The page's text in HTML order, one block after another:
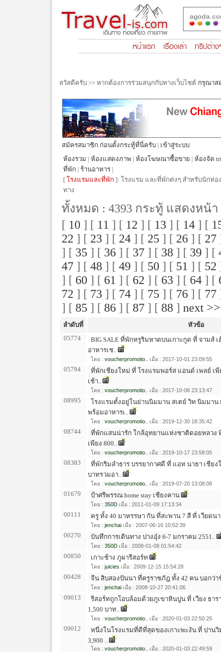
สวัสดีครับ >> หากต้องการร่วมสนุกกับทางเว็บไซต์ กรุณาส
สมัครสมาชิก ก่อนตั้งกระทู้ที่นี่ครับ | เข้าสู่ระบบ
ห้องรวม | ห้องแสดงภาพ | ห้องโฆษณาซื้อขาย | ห้องจัด
ที่พัก | ร้านอาหาร |
[ โรงแรมและที่พัก ]: โรงแรม และที่พักต่งๆ สำหรับนักท่อ
ทาง
ทั้งหมด : 4393 กระทู้ แสดงหน้
[ 10 ] [ 11 ] [ 12 ] [ 13 ] [ 14 ] [
22 ] [ 23 ] [ 24 ] [ 25 ] [ 26 ] [ 27
] [ 35 ] [ 36 ] [ 37 ] [ 38 ] [ 39 ] [
47 ] [ 48 ] [ 49 ] [ 50 ] [ 51 ] [ 52
] [ 60 ] [ 61 ] [ 62 ] [ 63 ] [ 64 ] [
72 ] [ 73 ] [ 74 ] [ 75 ] [ 76 ] [ 77
] [ 85 ] [ 86 ] [ 87 ] [ 88 ] next >>
ลำดับที่
หัวข้อ
05774
BIG SALE ที่พักหรูริมหาดบนเกาะกูด ที่ จามส์
อาหารเช..
โดย : voucherpromotio.. เมื่อ : 2017-10-01 23:09:55
05794
ที่พักเชียงใหม่ ที่ โรงแรมพอร์ส แอนด์ เพลย์ เพี
เช้า..
โดย : voucherpromotio.. เมื่อ : 2017-10-06 23:13:47
08995
โรงแรมตั้งอยู่ในย่านนิมมาน สเตย์ วิท นิมมาน
พร้อมอาหารเ..
โดย : voucherpromotio.. เมื่อ : 2019-12-30 18:35:42
08744
ที่พักแสนน่ารัก ใกล้อุทยานแห่งชาติดอยหลวง
เพียง 800..
โดย : voucherpromotio.. เมื่อ : 2019-10-17 23:58:05
08383
ที่พักริมลำธาร บรรยากาศดี ที่ แอท นาธา เชียง
บาทรวมอา..
โดย : voucherpromotio.. เมื่อ : 2019-07-20 13:08:08
01679 ป้าศรีพรรณ home stay เชียงคาน
โดย : 350D เมื่อ : 2011-01-09 17:13:34
00111 ครู ทั้ง 40 มาหรรษา กัน ที่สะพาน 7 สี ที่ เวียดน
โดย : jenchai เมื่อ : 2007-06-16 10:52:39
00270 บันทึกการเดินทาง ปางอุ๋ง 6-7 มกราคม 2551..
โดย : 350D เมื่อ : 2008-01-08 01:54:42
00850 เกาะช้าง ภูผารีสอร์ท
โดย : juicies เมื่อ : 2009-12-15 15:54:28
00428 จีน สิบสองปันนา ที่ครูราชภัฎ ทั้ง 42 คน บอกว่า
โดย : jenchai เมื่อ : 2008-10-27 20:41:06
09013
รีสอร์ทถูกโอบล้อมด้วยภูเขาหินปูน ที่ เวียง ธาร
1,500 บาท..
โดย : voucherpromotio.. เมื่อ : 2020-01-03 22:50:25
09012
หนึ่งในโรงแรมที่ดีที่สุดของเกาะพะงัน ที่ ปานวิ
3,900 ..
โดย : voucherpromotio.. เมื่อ : 2020-01-03 22:49:59